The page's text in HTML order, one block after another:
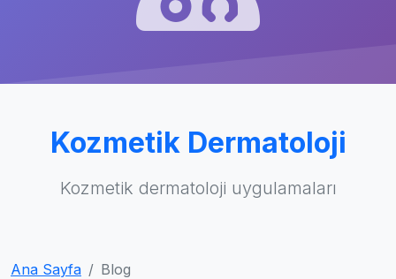
Kozmetik Dermatoloji
Kozmetik dermatoloji uygulamaları
Ana Sayfa Blog